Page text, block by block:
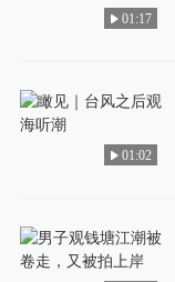
01:17
01:02